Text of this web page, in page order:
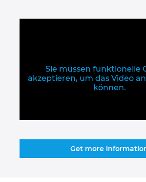
Sie müssen funktionelle
akzeptieren, um das Video
können.
Get more
Serbien
Südafrika